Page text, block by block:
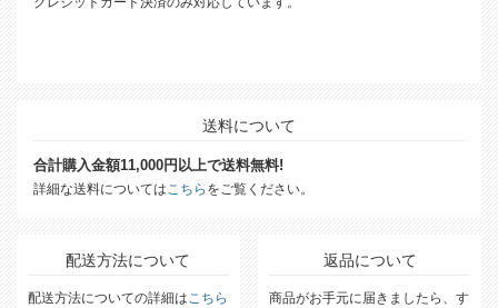
送料について
合計購入金額11,000円以上で送料無料!
詳細な送料についてはこちら をご覧ください。
配送方法について
配送方法についての詳細はこちら
返品について
商品がお手元に届きましたら、す